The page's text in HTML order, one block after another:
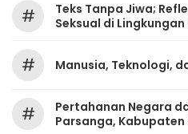
#
Teks Tanpa Jiwa;
Seksual di
# Manusia, Teknologi,
#
Pertahanan Negara
Parsanga, Kabupaten